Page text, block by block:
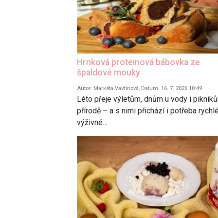
Hrnková proteinová bábovka ze
špaldové mouky
Autor: Markéta Vavřinová, Datum: 16. 7. 2026 10:49
Léto přeje výletům, dnům u vody i
přírodě – a s nimi přichází i potřeba
výživné…